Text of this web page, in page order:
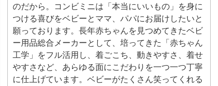
のだから。コンビミニは「本当にいいもの」を身に
つける喜びをベビーとママ、パパにお届けしたいと
願っております。長年赤ちゃんを見つめてきたベビ
ー用品総合メーカーとして、培ってきた「赤ちゃん
工学」をフル活用し、着ごこち、動きやすさ、着せ
やすさなど、あらゆる面にこだわりを一つ一つ丁寧
に仕上げています。ベビーがたくさん笑ってくれる